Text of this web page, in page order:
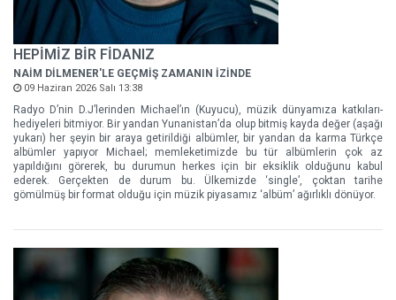
HEPİMİZ BİR FİDANIZ
NAİM DİLMENER'LE GEÇMİŞ ZAMANIN İZİNDE
09 Haziran 2026 Salı 13:38
Radyo D’nin D.J’lerinden Michael’ın (Kuyucu), müzik dünyamıza katkıları-
hediyeleri bitmiyor. Bir yandan Yunanistan’da olup bitmiş kayda değer (aşağı
yukarı) her şeyin bir araya getirildiği albümler, bir yandan da karma Türkçe
albümler yapıyor Michael; memleketimizde bu tür albümlerin çok az
yapıldığını görerek, bu durumun herkes için bir eksiklik olduğunu kabul
ederek. Gerçekten de durum bu. Ülkemizde ‘single’, çoktan tarihe
gömülmüş bir format olduğu için müzik piyasamız ‘albüm’ ağırlıklı dönüyor.